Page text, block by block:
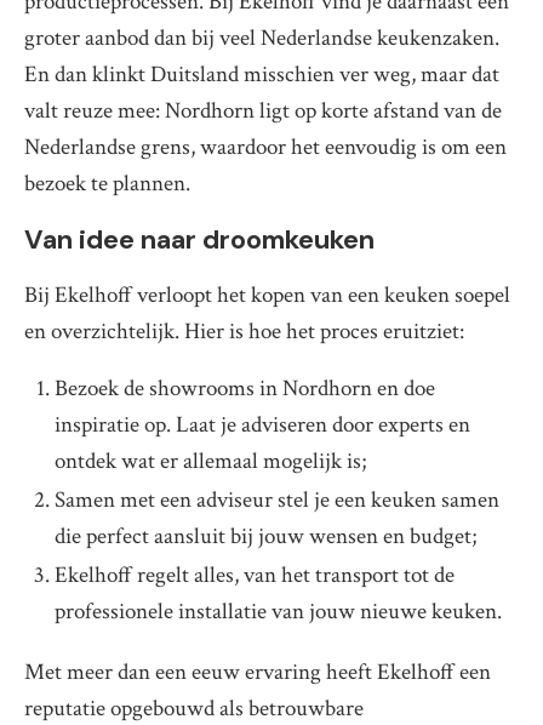
groter aanbod dan bij veel Nederlandse keukenzaken.
En dan klinkt Duitsland misschien ver weg, maar dat
valt reuze mee: Nordhorn ligt op korte afstand van de
Nederlandse grens, waardoor het eenvoudig is om een
bezoek te plannen.
Van idee naar droomkeuken
Bij Ekelhoff verloopt het kopen van een keuken soepel
en overzichtelijk. Hier is hoe het proces eruitziet:
Bezoek de showrooms in Nordhorn en doe
inspiratie op. Laat je adviseren door experts en
ontdek wat er allemaal mogelijk is;
Samen met een adviseur stel je een keuken samen
die perfect aansluit bij jouw wensen en budget;
Ekelhoff regelt alles, van het transport tot de
professionele installatie van jouw nieuwe keuken.
Met meer dan een eeuw ervaring heeft Ekelhoff een
reputatie opgebouwd als betrouwbare